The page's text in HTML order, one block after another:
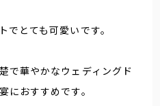
でとても可愛いです。
で華やかなウェディングド
におすすめです。